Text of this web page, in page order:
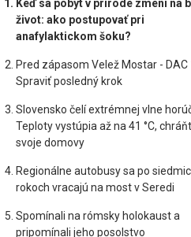
Keď sa pobyt v prírode zmení na
život: ako postupovať pri
anafylaktickom šoku?
Pred zápasom Velež Mostar - DAC
Spraviť posledný krok
Slovensko čelí extrémnej vlne
Teploty vystúpia až na 41 °C,
svoje domovy
Regionálne autobusy sa po
rokoch vracajú na most v Seredi
Spomínali na rómsky holokaust a
pripomínali jeho posolstvo